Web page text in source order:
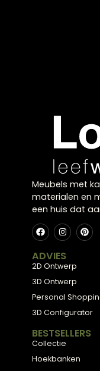
Meubels met
materialen
een huis dat
ADVIES